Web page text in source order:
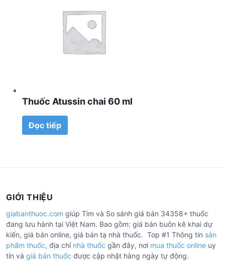
Thuốc Atussin chai 60 ml
Đọc tiếp
GIỚI THIỆU
giabanthuoc.com giúp Tìm và So sánh giá bán 34358+ thuốc
đang lưu hành tại Việt Nam. Bao gồm: giá bán buôn kê khai dự
kiến, giá bán online, giá bán tạ nhà thuốc. Top #1 Thông tin sản
phẩm thuốc, địa chỉ nhà thuốc gần đây, nơi mua thuốc online uy
tín và giá bán thuốc được cập nhật hàng ngày tự động.